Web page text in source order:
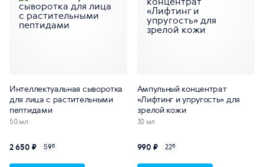
Интеллектуальная сыворотка
для лица с растительными
пептидами
50 мл
2 650 ₽ 59б
Ампульный концентрат
«Лифтинг и упругость» для
зрелой кожи
30 мл
990 ₽ 22б